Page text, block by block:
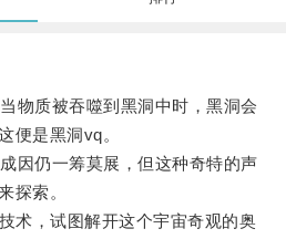
质被吞噬到黑洞中时，黑洞会
便是黑洞vq。
仍一筹莫展，但这种奇特的声
探索。
，试图解开这个宇宙奇观的奥